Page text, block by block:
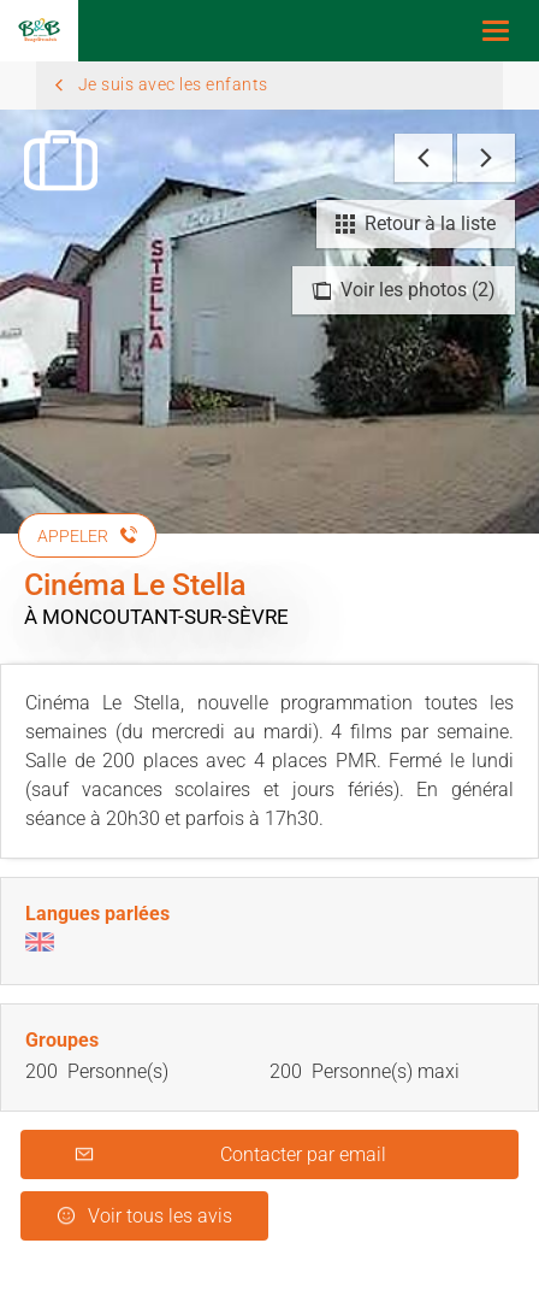
Je suis avec les enfants
Voir les photos (2)
Retour à la liste
APPELER
Cinéma Le Stella
À MONCOUTANT-SUR-SÈVRE
Cinéma Le Stella, nouvelle programmation toutes les
semaines (du mercredi au mardi). 4 films par semaine.
Salle de 200 places avec 4 places PMR. Fermé le lundi
(sauf vacances scolaires et jours fériés). En général
séance à 20h30 et parfois à 17h30.
Langues parlées
Groupes
200 Personne(s)
200 Personne(s) maxi
Contacter par email
Voir tous les avis